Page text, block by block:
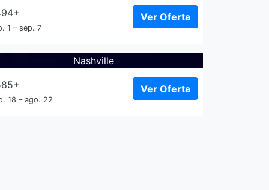
1 – sep. 7
Ver Oferta
Nashville
18 – ago. 22
Ver Oferta